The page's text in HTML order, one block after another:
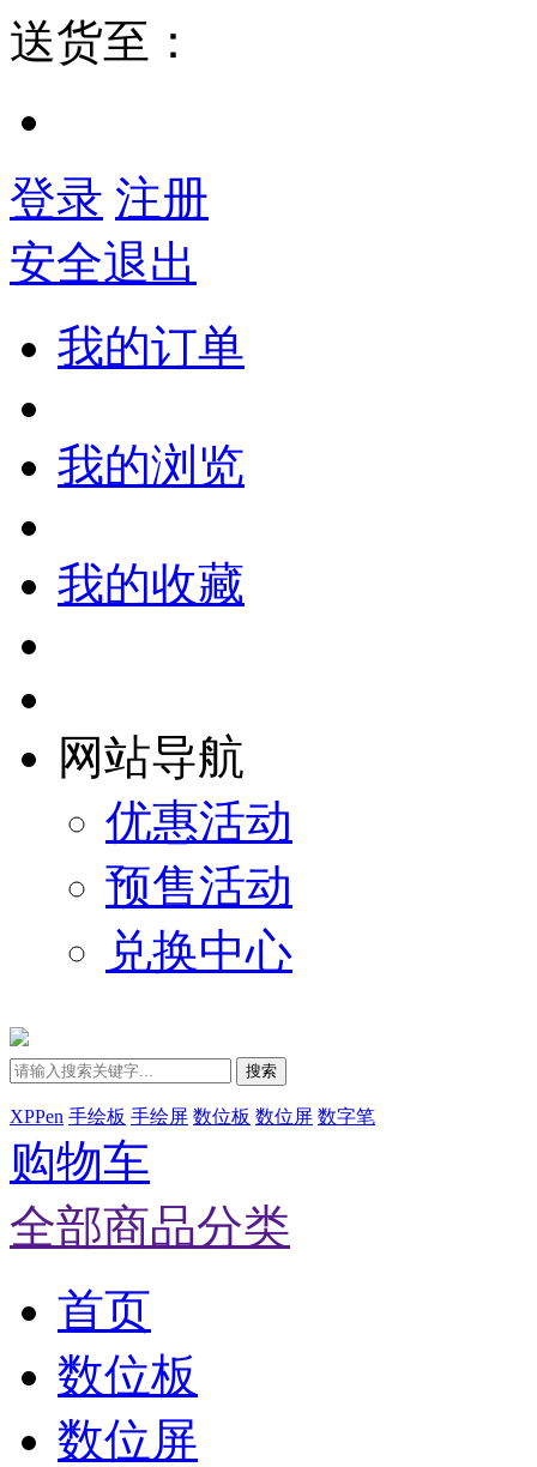
送货至：
登录 注册
安全退出
我的订单
我的浏览
我的收藏
网站导航
优惠活动
预售活动
兑换中心
搜索
XPPen 手绘板 手绘屏 数位板 数位屏 数字笔
购物车
全部商品分类
首页
数位板
数位屏